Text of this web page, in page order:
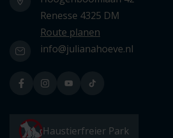
Renesse 4325 DM
Route planen
info@julianahoeve.nl
Haustierfreier Park